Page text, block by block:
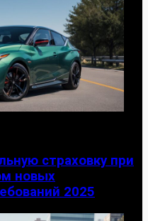
страховку при
новых
2025